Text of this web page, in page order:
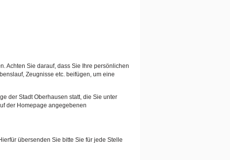
Achten Sie darauf, dass Sie Ihre persönlichen
Zeugnisse etc. beifügen, um eine
der Stadt Oberhausen statt, die Sie unter
der Homepage angegebenen
übersenden Sie bitte Sie für jede Stelle